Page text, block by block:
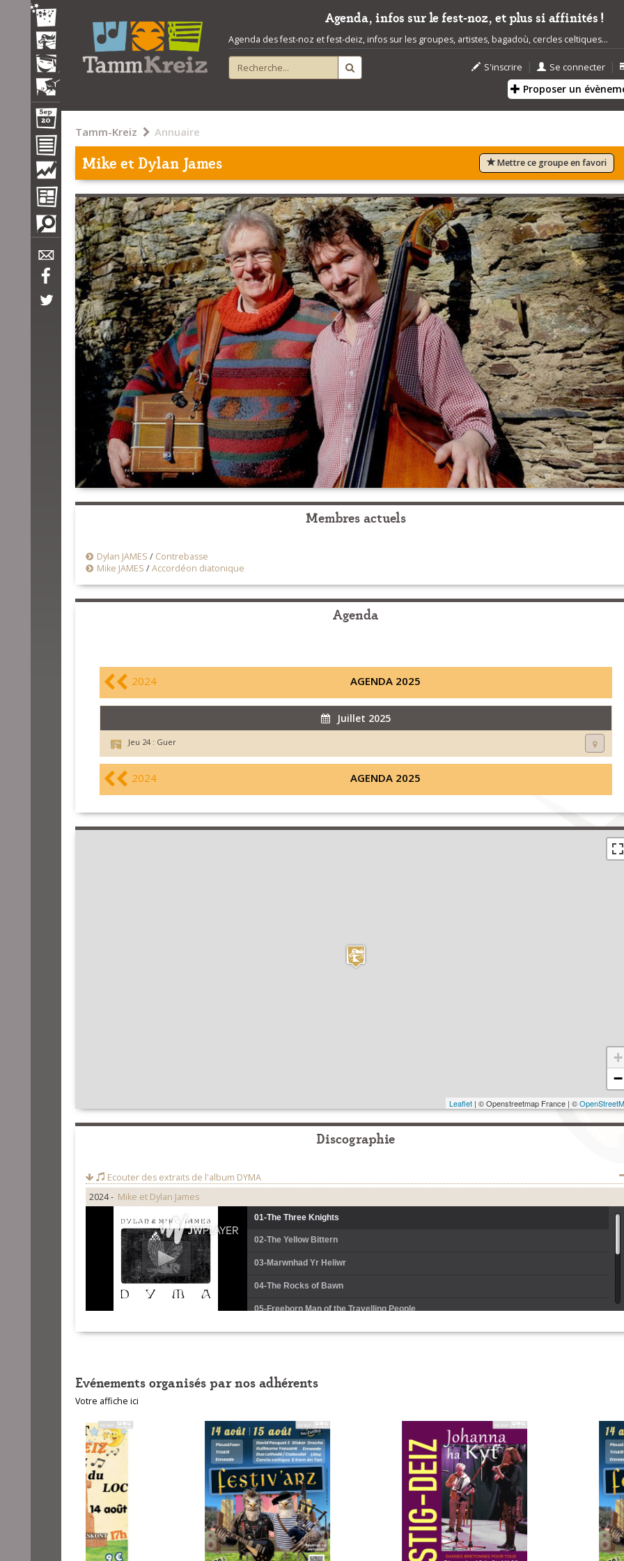
Agenda, infos sur le fest-noz, et plus si affinités !
Agenda des fest-noz et fest-deiz, infos sur les groupes, artistes, bagadoù, cercles celtiques...
S'inscrire | Se connecter |
Proposer un
Tamm-Kreiz Annuaire
Mike et Dylan James Mettre ce groupe en favori
Membres actuels
Dylan JAMES / Contrebasse
Mike JAMES /Accordéon diatonique
Agenda
2024 AGENDA 2025
Juillet 2025
Jeu 24 : Guer
2024 AGENDA 2025
+
−
Leaflet| © Openstreetmap France | ©
Discographie
Ecouter des extraits de l'album DYMA
2024 - Mike et Dylan James
01-The Three Knights
02-The Yellow Bittern
03-Marwnhad Yr Heliwr
04-The Rocks of Bawn
05-Freeborn Man of the Travelling People
06-The Bonny Bunch of Roses
08-Y'a bien un mois ou cinq semaines
10-The Galway Shawl
Evénements organisés par nos adhérents
Votre affiche ici